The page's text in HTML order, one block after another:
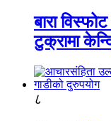
बारा
टुक्रामा
८